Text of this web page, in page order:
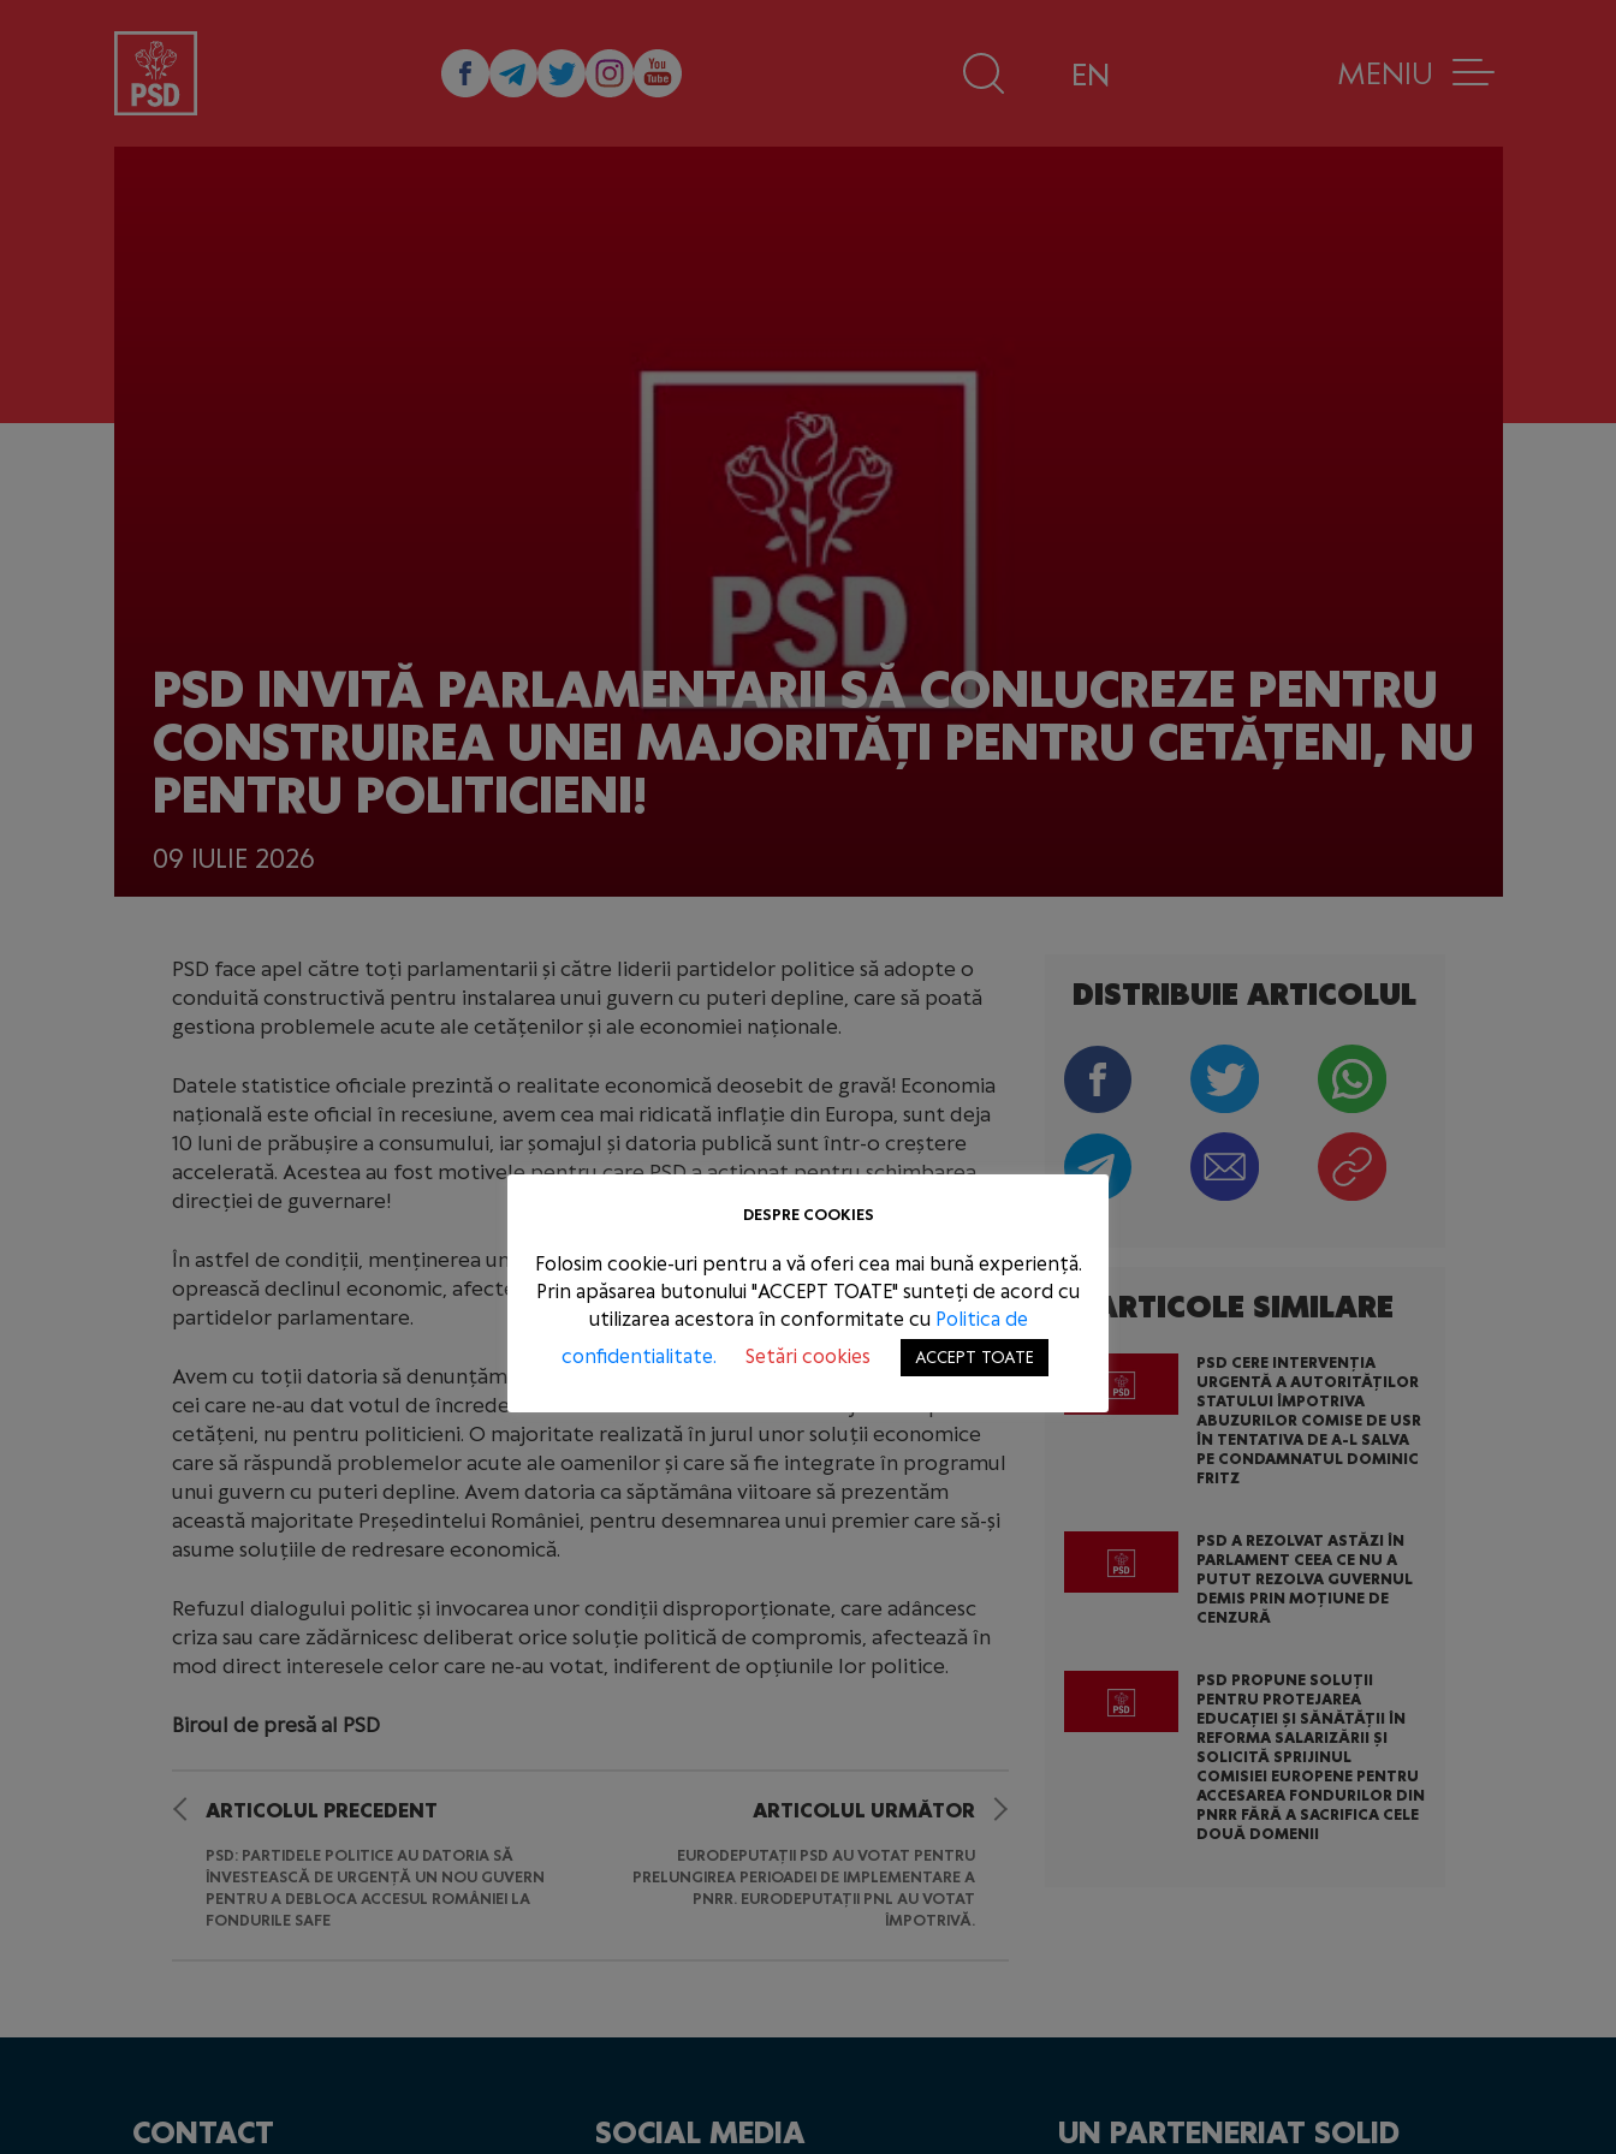
EN MENIU
09 IULIE 2026
PSD INVITĂ PARLAMENTARII SĂ CONLUCREZE PENTRU
CONSTRUIREA UNEI MAJORITĂȚI PENTRU CETĂȚENI, NU
PENTRU POLITICIENI!
PSD face apel către toți parlamentarii și către liderii partidelor politice să adopte o
conduită constructivă pentru instalarea unui guvern cu puteri depline, care să poată
gestiona problemele acute ale cetățenilor și ale economiei naționale.
Datele statistice oficiale prezintă o realitate economică deosebit de gravă! Economia
națională este oficial în recesiune, avem cea mai ridicată inflație din Europa, sunt deja
10 luni de prăbușire a consumului, iar șomajul și datoria publică sunt într-o creștere
accelerată. Acestea au fost motivele pentru care PSD a acționat pentru schimbarea
direcției de guvernare!
În astfel de condiții, menținerea unui guvern demis, cu atribuții limitate și incapabil să
oprească declinul economic, afectează grav nivelul de trai al alegătorilor tuturor
partidelor parlamentare.
Avem cu toții datoria să denunțăm orgoliile politice și să ne gândim în primul rând la
cei care ne-au dat votul de încredere. Avem datoria să construim o majoritate pentru
cetățeni, nu pentru politicieni. O majoritate realizată în jurul unor soluții economice
care să răspundă problemelor acute ale oamenilor și care să fie integrate în programul
unui guvern cu puteri depline. Avem datoria ca săptămâna viitoare să prezentăm
această majoritate Președintelui României, pentru desemnarea unui premier care să-și
asume soluțiile de redresare economică.
Refuzul dialogului politic și invocarea unor condiții disproporționate, care adâncesc
criza sau care zădărnicesc deliberat orice soluție politică de compromis, afectează în
mod direct interesele celor care ne-au votat, indiferent de opțiunile lor politice.
Biroul de presă al PSD
ARTICOLUL PRECEDENT
PSD: PARTIDELE POLITICE AU DATORIA SĂ
ÎNVESTEASCĂ DE URGENȚĂ UN NOU GUVERN
PENTRU A DEBLOCA ACCESUL ROMÂNIEI LA
FONDURILE SAFE
ARTICOLUL URMĂTOR
EURODEPUTAȚII PSD AU VOTAT PENTRU
PRELUNGIREA PERIOADEI DE IMPLEMENTARE A
PNRR. EURODEPUTAȚII PNL AU VOTAT
ÎMPOTRIVĂ.
ARTICOLE SIMILARE
PSD CERE INTERVENȚIA
URGENTĂ A AUTORITĂȚILOR
STATULUI ÎMPOTRIVA
ABUZURILOR COMISE DE USR
ÎN TENTATIVA DE A-L SALVA
PE CONDAMNATUL DOMINIC
FRITZ
PSD A REZOLVAT ASTĂZI ÎN
PARLAMENT CEEA CE NU A
PUTUT REZOLVA GUVERNUL
DEMIS PRIN MOȚIUNE DE
CENZURĂ
PSD PROPUNE SOLUȚII
PENTRU PROTEJAREA
EDUCAȚIEI ȘI SĂNĂTĂȚII ÎN
REFORMA SALARIZĂRII ȘI
SOLICITĂ SPRIJINUL
COMISIEI EUROPENE PENTRU
ACCESAREA FONDURILOR DIN
PNRR FĂRĂ A SACRIFICA CELE
DOUĂ DOMENII
DISTRIBUIE ARTICOLUL
CONTACT SOCIAL MEDIA UN PARTENERIAT SOLID
DESPRE COOKIES
Folosim cookie-uri pentru a vă oferi cea mai bună experiență.
Prin apăsarea butonului "ACCEPT TOATE" sunteți de acord cu
utilizarea acestora în conformitate cu Politica de
confidentialitate.
Setări cookies ACCEPT TOATE